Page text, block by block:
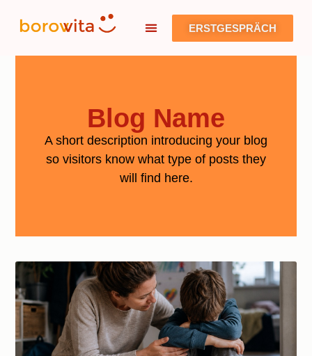
ERSTGESPRÄCH
Blog Name
A short description introducing your blog
so visitors know what type of posts they
will find here.